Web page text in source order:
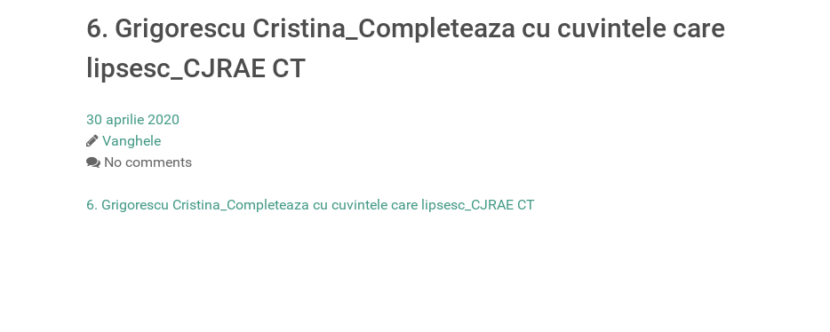
6. Grigorescu Cristina_Completeaza cu cuvintele care
lipsesc_CJRAE CT
30 aprilie 2020
Vanghele
No comments
6. Grigorescu Cristina_Completeaza cu cuvintele care lipsesc_CJRAE CT